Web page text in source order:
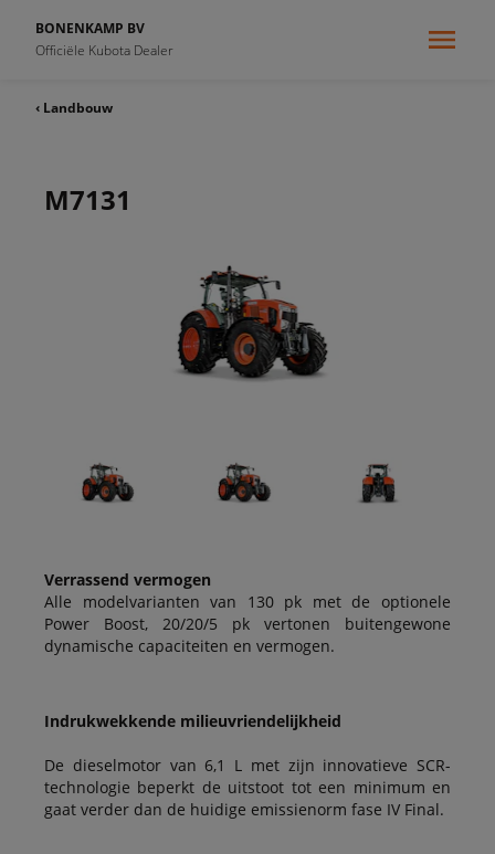
BONENKAMP BV
Officiële Kubota Dealer
‹ Landbouw
M7131
Verrassend vermogen
Alle modelvarianten van 130 pk met de optionele
Power Boost, 20/20/5 pk vertonen buitengewone
dynamische capaciteiten en vermogen.
Indrukwekkende milieuvriendelijkheid
De dieselmotor van 6,1 L met zijn innovatieve SCR-
technologie beperkt de uitstoot tot een minimum en
gaat verder dan de huidige emissienorm fase IV Final.